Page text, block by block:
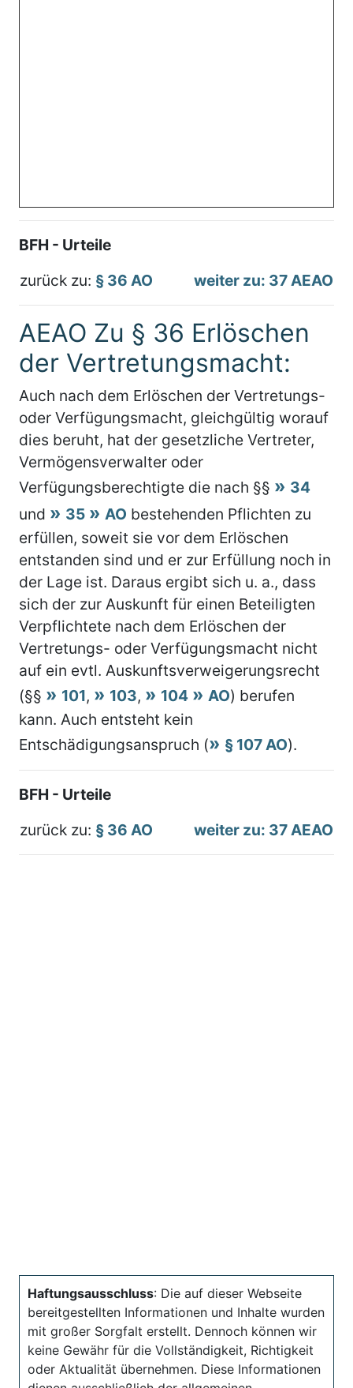
BFH - Urteile
zurück zu: § 36 AO weiter zu: 37 AEAO
AEAO Zu § 36 Erlöschen
der Vertretungsmacht:
Auch nach dem Erlöschen der Vertretungs-
oder Verfügungsmacht, gleichgültig worauf
dies beruht, hat der gesetzliche Vertreter,
Vermögensverwalter oder
Verfügungsberechtigte die nach §§
34
und
35 AO bestehenden Pflichten zu
erfüllen, soweit sie vor dem Erlöschen
entstanden sind und er zur Erfüllung noch in
der Lage ist. Daraus ergibt sich u. a., dass
sich der zur Auskunft für einen Beteiligten
Verpflichtete nach dem Erlöschen der
Vertretungs- oder Verfügungsmacht nicht
auf ein evtl. Auskunftsverweigerungsrecht
(§§
101, 103, 104 AO) berufen
kann. Auch entsteht kein
Entschädigungsanspruch (
§ 107 AO).
BFH - Urteile
zurück zu: § 36 AO weiter zu: 37 AEAO
Haftungsausschluss: Die auf dieser Webseite
bereitgestellten Informationen und Inhalte wurden
mit großer Sorgfalt erstellt. Dennoch können wir
keine Gewähr für die Vollständigkeit, Richtigkeit
oder Aktualität übernehmen. Diese Informationen